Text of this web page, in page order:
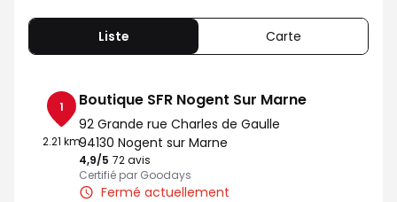
Liste Carte
1
2.21 km
Boutique SFR Nogent Sur Marne
92 Grande rue Charles de Gaulle
94130 Nogent sur Marne
4,9/5 Note de 4.9 sur 5
72 avis
Certifié par Goodays
Fermé actuellement